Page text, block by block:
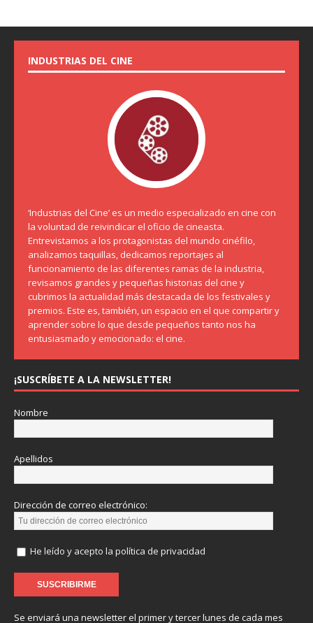
INDUSTRIAS DEL CINE
‘Industrias del Cine’ es un medio especializado en cine con
la voluntad de reivindicar el oficio de cineasta.
Entrevistamos a los protagonistas del mundo cinéfilo,
analizamos taquillas, dedicamos reportajes al
funcionamiento de las diferentes ramas de la industria,
revisamos grandes y pequeñas historias del cine y
cubrimos la actualidad más destacada de los festivales y
premios. Este es, también, un espacio en el que compartir y
aprender sobre lo que desde pequeños tanto nos ha
entusiasmado y emocionado: el cine.
¡SUSCRÍBETE A LA NEWSLETTER!
Nombre
Apellidos
Dirección de correo electrónico:
He leído y acepto la política de privacidad
Se enviará una newsletter el primer y tercer lunes de cada mes